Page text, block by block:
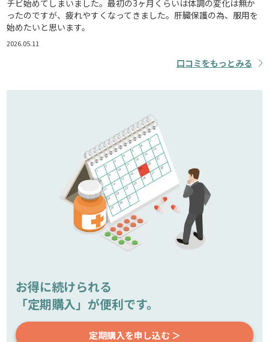
チビ始めてしまいました。最初の3ヶ月くらいは体調の変化は無か
ったのですが、疲れやすくなってきました。肝臓保護の為、服用を
始めたいと思います。
2026.05.11
口コミをもっとみる
お得に続けられる
「定期購入」が便利です。
定期購入を申し込む ＞